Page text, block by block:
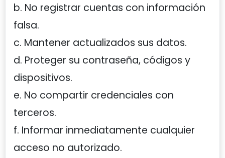
b. No registrar cuentas con información
falsa.
c. Mantener actualizados sus datos.
d. Proteger su contraseña, códigos y
dispositivos.
e. No compartir credenciales con
terceros.
f. Informar inmediatamente cualquier
acceso no autorizado.